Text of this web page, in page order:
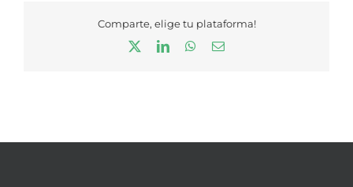
Comparte, elige tu plataforma!
LinkedInWhatsApp
Correo